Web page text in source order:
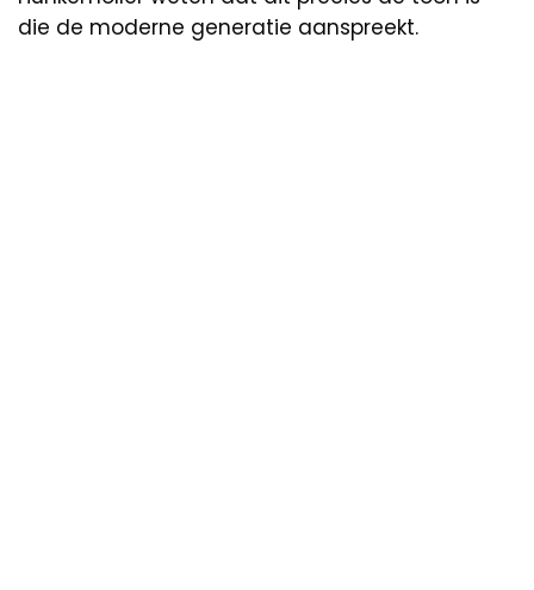
die de moderne generatie aanspreekt.